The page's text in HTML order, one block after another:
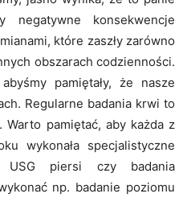
negatywne konsekwencje
które zaszły zarówno
obszarach codzienności.
pamiętały, że nasze
Regularne badania krwi to
Warto pamiętać, aby każda z
wykonała specjalistyczne
USG piersi czy badania
np. badanie poziomu